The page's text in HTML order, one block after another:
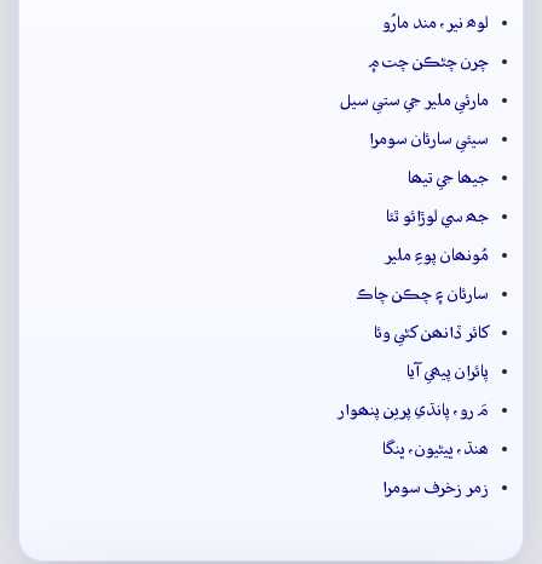
لوھ نير، مند مارُو
چرن چڻڪن چت ۾
مارئي ملير جي ستي سيل
سيئي سارئان سومرا
جيھا جي تيھا
جھ سي لوڙائو ٿئا
مُونھان پوءِ ملير
سارئان ۽ چڪن چاڪ
کائر ڏانھن کڻي وئا
پائران پيھي آيا
مَ رو، پانڌي پرين پنھوار
ھنڌ، ڀيڻيون، ڀنگا
زمر زخرف سومرا